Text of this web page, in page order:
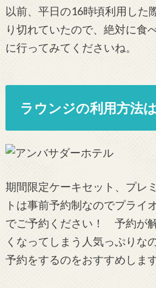
以前、平日の16時頃利用した
り切れていたので、絶対に食
に行ってみてくださいね。
ラウンジの利用方法
期間限定ケーキセット、プレ
トは事前予約制なのでプライ
でご予約ください！ 予約が
くなってしまう人気っぷりな
予約をするのをおすすめします